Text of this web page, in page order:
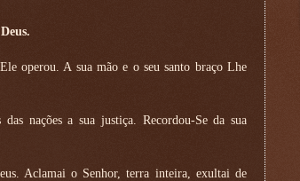
operou. A sua mão e o seu santo braço Lhe
nações a sua justiça. Recordou-Se da sua
Aclamai o Senhor, terra inteira, exultai de